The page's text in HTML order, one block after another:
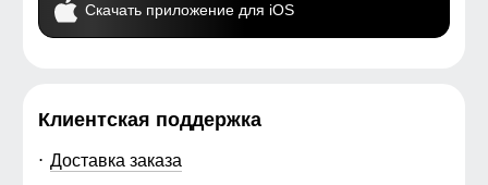
Скачать приложение для iOS
Клиентская поддержка
Доставка заказа